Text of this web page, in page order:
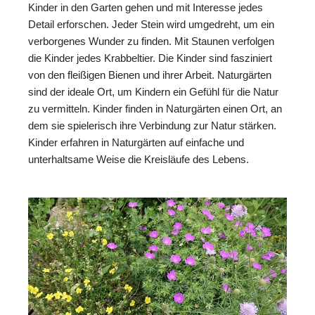
Kinder in den Garten gehen und mit Interesse jedes
Detail erforschen. Jeder Stein wird umgedreht, um ein
verborgenes Wunder zu finden. Mit Staunen verfolgen
die Kinder jedes Krabbeltier. Die Kinder sind fasziniert
von den fleißigen Bienen und ihrer Arbeit. Naturgärten
sind der ideale Ort, um Kindern ein Gefühl für die Natur
zu vermitteln. Kinder finden in Naturgärten einen Ort, an
dem sie spielerisch ihre Verbindung zur Natur stärken.
Kinder erfahren in Naturgärten auf einfache und
unterhaltsame Weise die Kreisläufe des Lebens.